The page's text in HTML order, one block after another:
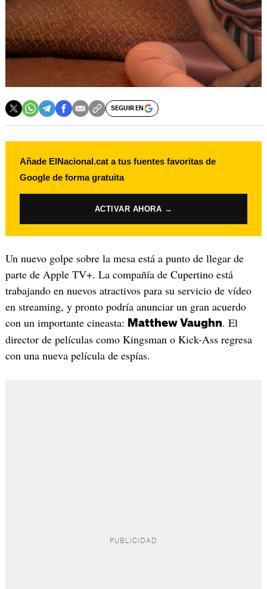
SEGUIR EN
Añade ElNacional.cat a tus fuentes favoritas de
Google de forma gratuita
ACTIVAR AHORA →
Un nuevo golpe sobre la mesa está a punto de llegar de
parte de Apple TV+. La compañía de Cupertino está
trabajando en nuevos atractivos para su servicio de vídeo
en streaming, y pronto podría anunciar un gran acuerdo
con un importante cineasta: Matthew Vaughn. El
director de películas como Kingsman o Kick-Ass regresa
con una nueva película de espías.